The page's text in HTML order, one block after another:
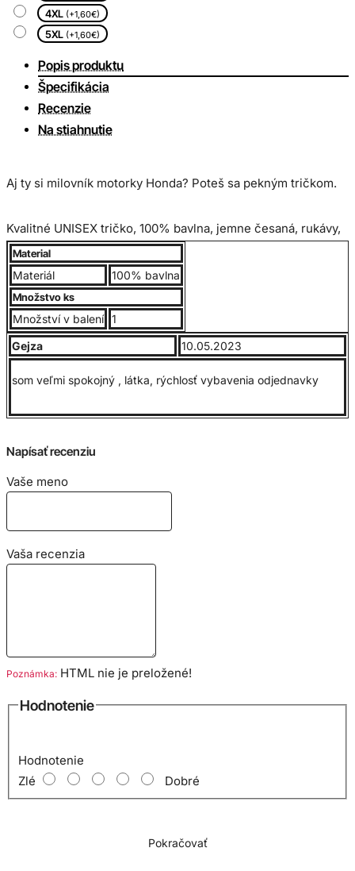
4XL (+1,60€)
5XL (+1,60€)
Popis produktu
Špecifikácia
Recenzie
Na stiahnutie
Aj ty si milovník motorky Honda? Poteš sa pekným tričkom.
Kvalitné UNISEX tričko, 100% bavlna, jemne česaná, rukávy,
lem okolo krku obsahuje elastan. Gramáž 190g/m2.
Bavlnený materiál zabezpečuje príjemné nosenie. Trup
trička je po stranách bez švov, vďaka čomu je zabezpečená
jeho tvarová stálosť. Výborný pomer kvality a ceny.
Veľkostná tabuľka:
Material
Materiál 100% bavlna
Množstvo ks
Množství v balení 1
Gejza
10.05.2023
som veľmi spokojný , látka, rýchlosť vybavenia odjednavky
Napísať recenziu
Vaše meno
Vaša recenzia
Poznámka: HTML nie je preložené!
Hodnotenie
Hodnotenie
Zlé
Dobré
Pokračovať